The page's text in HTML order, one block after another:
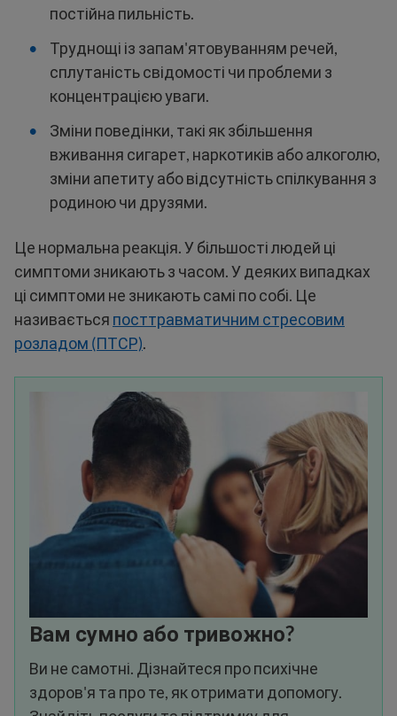
постійна пильність.
Труднощі із запам'ятовуванням речей,
сплутаність свідомості чи проблеми з
концентрацією уваги.
Зміни поведінки, такі як збільшення
вживання сигарет, наркотиків або алкоголю,
зміни апетиту або відсутність спілкування з
родиною чи друзями.
Це нормальна реакція. У більшості людей ці
симптоми зникають з часом. У деяких випадках
ці симптоми не зникають самі по собі. Це
називається посттравматичним стресовим
розладом (ПТСР).
Вам сумно або тривожно?
Ви не самотні. Дізнайтеся про психічне
здоров'я та про те, як отримати допомогу.